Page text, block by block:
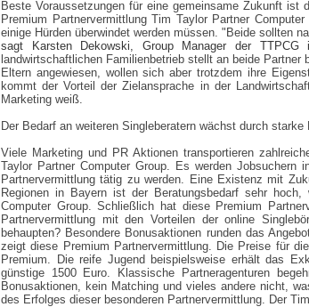
Beste Voraussetzungen für eine gemeinsame Zukunft ist
Premium Partnervermittlung Tim Taylor Partner
einige Hürden überwindet werden müssen. "Beide sollten
sagt Karsten Dekowski, Group Manager der TTPCG
landwirtschaftlichen Familienbetrieb stellt an beide
Eltern angewiesen, wollen sich aber trotzdem ihre
kommt der Vorteil der Zielansprache in der
Marketing weiß.
Der Bedarf an weiteren Singleberatern wächst durch starke
Viele Marketing und PR Aktionen transportieren
Taylor Partner Computer Group. Es werden Jobsuchern
Partnervermittlung tätig zu werden. Eine Existenz mit
Regionen in Bayern ist der Beratungsbedarf sehr
Computer Group. Schließlich hat diese Premium
Partnervermittlung mit den Vorteilen der online
behaupten? Besondere Bonusaktionen runden das
zeigt diese Premium Partnervermittlung. Die Preise für
Premium. Die reife Jugend beispielsweise erhält das
günstige 1500 Euro. Klassische Partneragenturen
Bonusaktionen, kein Matching und vieles andere nicht,
des Erfolges dieser besonderen Partnervermittlung. Der